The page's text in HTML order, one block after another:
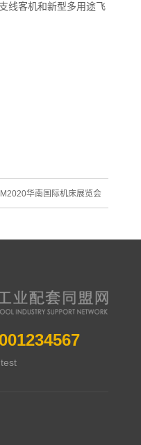
线客机和新型多用途飞
华南国际机床展览会
test